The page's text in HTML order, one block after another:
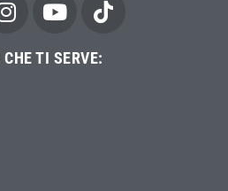
TI SERVE: